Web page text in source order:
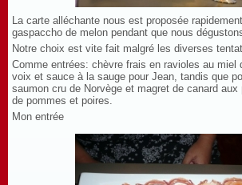
La carte alléchante nous est proposée
gaspaccho de melon pendant que nous
Notre choix est vite fait malgré les diverses
Comme entrées: chèvre frais en ravioles au miel
voix et sauce à la sauge pour Jean, tandis que
saumon cru de Norvège et magret de canard
de pommes et poires.
Mon entrée